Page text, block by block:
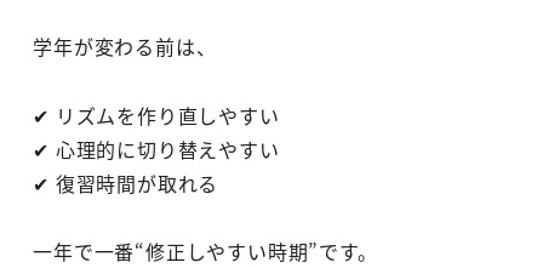
学年が変わる前は、
✔ リズムを作り直しやすい
✔ 心理的に切り替えやすい
✔ 復習時間が取れる
一年で一番“修正しやすい時期”です。